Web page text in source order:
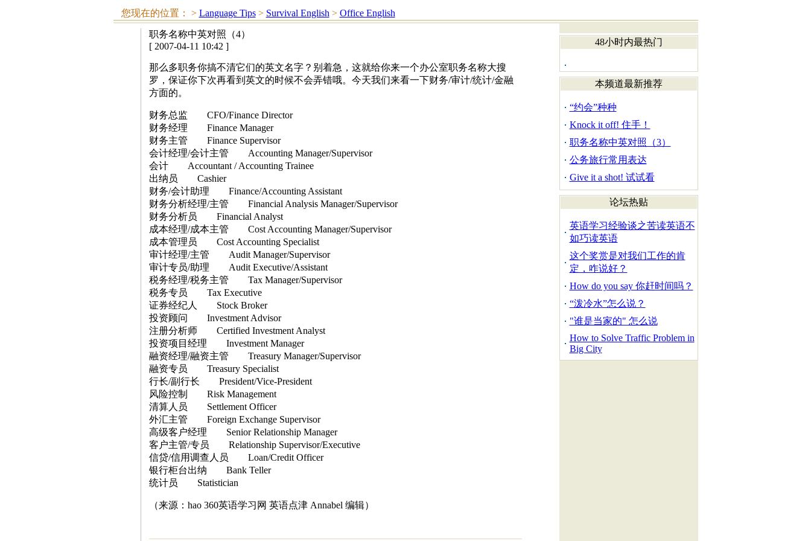
您现在的位置： > Language Tips> Survival English > Office English
职务名称中英对照（4）
[ 2007-04-11 10:42 ]
那么多职务你搞不清它们的英文名字？别着急，这就给你来一个办公室职务名称大搜
罗，保证你下次再看到英文的时候不会弄错哦。今天我们来看一下财务/审计/统计/金融
方面的。
财务总监 CFO/Finance Director
财务经理 Finance Manager
财务主管 Finance Supervisor
会计经理/会计主管 Accounting Manager/Supervisor
会计 Accountant / Accounting Trainee
出纳员 Cashier
财务/会计助理 Finance/Accounting Assistant
财务分析经理/主管 Financial Analysis Manager/Supervisor
财务分析员 Financial Analyst
成本经理/成本主管 Cost Accounting Manager/Supervisor
成本管理员 Cost Accounting Specialist
审计经理/主管 Audit Manager/Supervisor
审计专员/助理 Audit Executive/Assistant
税务经理/税务主管 Tax Manager/Supervisor
税务专员 Tax Executive
证券经纪人 Stock Broker
投资顾问 Investment Advisor
注册分析师 Certified Investment Analyst
投资项目经理 Investment Manager
融资经理/融资主管 Treasury Manager/Supervisor
融资专员 Treasury Specialist
行长/副行长 President/Vice-President
风险控制 Risk Management
清算人员 Settlement Officer
外汇主管 Foreign Exchange Supervisor
高级客户经理 Senior Relationship Manager
客户主管/专员 Relationship Supervisor/Executive
信贷/信用调查人员 Loan/Credit Officer
银行柜台出纳 Bank Teller
统计员 Statistician
（来源：hao 360英语学习网 英语点津 Annabel 编辑）
48小时内最热门
本频道最新推荐
“约会”种种
Knock it off! 住手！
职务名称中英对照（3）
公务旅行常用表达
Give it a shot! 试试看
论坛热贴
英语学习经验谈之苦读英语不
如巧读英语
这个奖赏是对我们工作的肯
定，咋说好？
How do you say 你赶时间吗？
“泼冷水”怎么说？
"谁是当家的" 怎么说
How to Solve Traffic Problem in
Big City